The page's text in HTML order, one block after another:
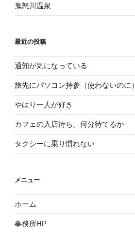
鬼怒川温泉
最近の投稿
通知が気になっている
旅先にパソコン持参（使わないのに）
やはり一人が好き
カフェの入店待ち。何分待てるか
タクシーに乗り慣れない
メニュー
ホーム
事務所HP